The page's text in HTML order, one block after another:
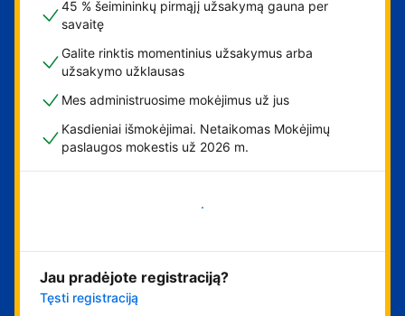
45 % šeimininkų pirmąjį užsakymą gauna per
savaitę
Galite rinktis momentinius užsakymus arba
užsakymo užklausas
Mes administruosime mokėjimus už jus
Kasdieniai išmokėjimai. Netaikomas Mokėjimų
paslaugos mokestis už 2026 m.
Pradėti
Jau pradėjote registraciją?
Tęsti registraciją